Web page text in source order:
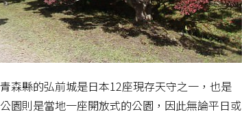
森縣的弘前城是日本12座現存天守之一，也是
園則是當地一座開放式的公園，因此無論平日或